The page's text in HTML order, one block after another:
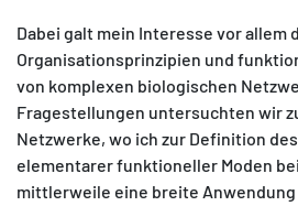
Dabei galt mein Interesse vor allem
Organisationsprinzipien und
von komplexen biologischen
Fragestellungen untersuchten wir
Netzwerke, wo ich zur Definition
elementarer funktioneller Moden
mittlerweile eine breite